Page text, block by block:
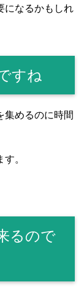
になるかもしれ
すね
集めるのに時間
。
るので